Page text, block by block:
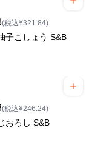
(税込¥321.84)
子こしょう S&B
(税込¥246.24)
おろし S&B